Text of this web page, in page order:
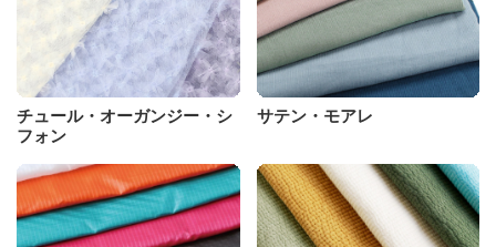
チュール・オーガンジー・シ
フォン
サテン・モアレ